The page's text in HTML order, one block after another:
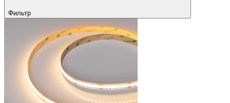
Фильтр